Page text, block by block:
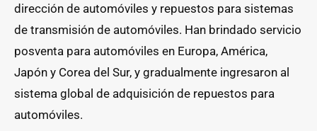
dirección de automóviles y repuestos para sistemas
de transmisión de automóviles. Han brindado servicio
posventa para automóviles en Europa, América,
Japón y Corea del Sur, y gradualmente ingresaron al
sistema global de adquisición de repuestos para
automóviles.